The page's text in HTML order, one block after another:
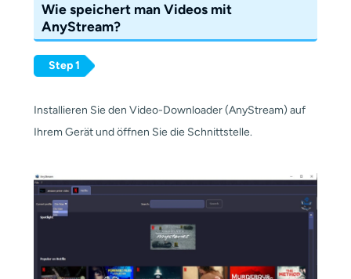
Wie speichert man Videos mit
AnyStream?
Step 1
Installieren Sie den Video-Downloader (AnyStream) auf
Ihrem Gerät und öffnen Sie die Schnittstelle.